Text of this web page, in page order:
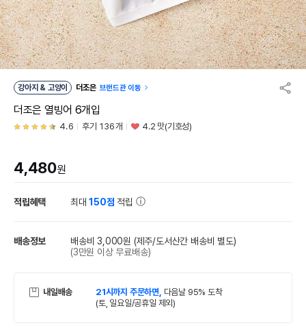
강아지 & 고양이 더조은 브랜드관 이동
더조은 열빙어 6개입
4.6 후기 136개 4.2 맛(기호성)
4,480원
적립혜택 최대150점 적립
배송정보 배송비 3,000원 (제주/도서산간 배송비 별도)
(3만원 이상 무료배송)
내일배송 21시까지 주문하면, 다음날 95% 도착
(토, 일요일/공휴일 제외)